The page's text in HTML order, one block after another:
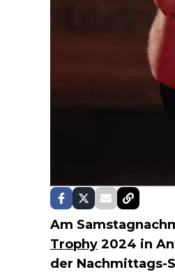
Am
Trophy 2024 in
der Nachmittags-